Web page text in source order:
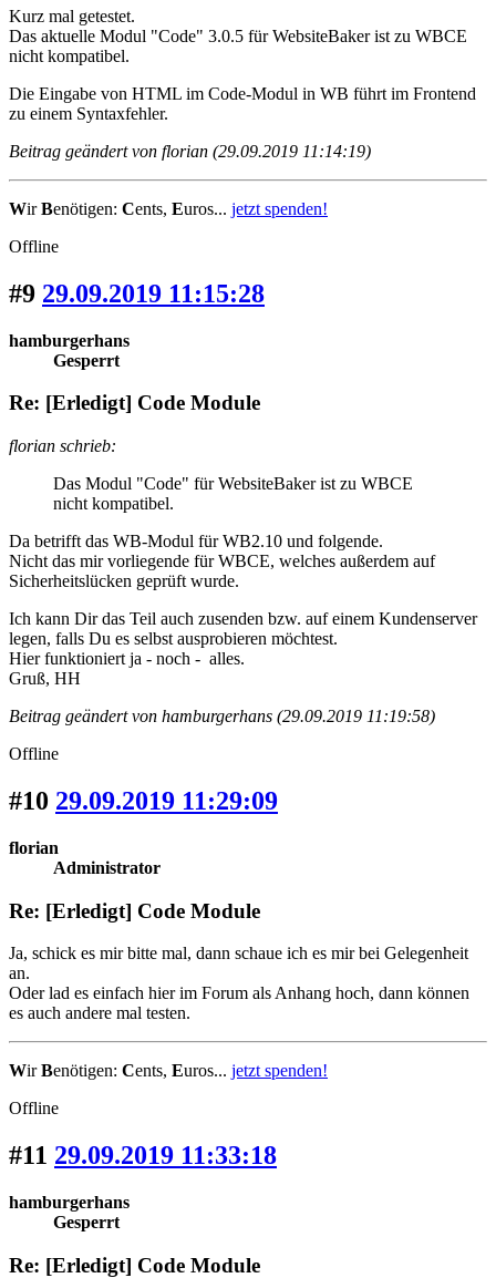
Kurz mal getestet.
Das aktuelle Modul "Code" 3.0.5 für WebsiteBaker ist zu WBCE
nicht kompatibel.
Die Eingabe von HTML im Code-Modul in WB führt im Frontend
zu einem Syntaxfehler.
Beitrag geändert von florian (29.09.2019 11:14:19)
WirBenötigen: Cents, Euros... jetzt spenden!
Offline
#9 29.09.2019 11:15:28
hamburgerhans
Gesperrt
Re: [Erledigt] Code Module
florian schrieb:
Das Modul "Code" für WebsiteBaker ist zu WBCE
nicht kompatibel.
Da betrifft das WB-Modul für WB2.10 und folgende.
Nicht das mir vorliegende für WBCE, welches außerdem auf
Sicherheitslücken geprüft wurde.
Ich kann Dir das Teil auch zusenden bzw. auf einem Kundenserver
legen, falls Du es selbst ausprobieren möchtest.
Hier funktioniert ja - noch - alles.
Gruß, HH
Beitrag geändert von hamburgerhans (29.09.2019 11:19:58)
Offline
#10 29.09.2019 11:29:09
florian
Administrator
Re: [Erledigt] Code Module
Ja, schick es mir bitte mal, dann schaue ich es mir bei Gelegenheit
an.
Oder lad es einfach hier im Forum als Anhang hoch, dann können
es auch andere mal testen.
WirBenötigen: Cents, Euros... jetzt spenden!
Offline
#11 29.09.2019 11:33:18
hamburgerhans
Gesperrt
Re: [Erledigt] Code Module